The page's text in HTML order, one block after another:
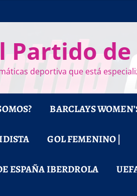
Partido
deportiva que está
BARCLAYS
GOL FEMENINO |
ESPAÑA IBERDROLA